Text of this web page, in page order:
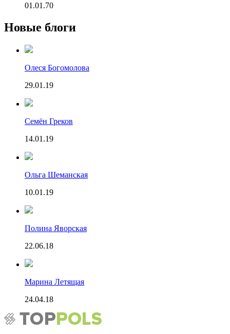
01.01.70
Новые блоги
Олеся Богомолова
29.01.19
Семён Греков
14.01.19
Ольга Шеманская
10.01.19
Полина Яворская
22.06.18
Марина Летящая
24.04.18